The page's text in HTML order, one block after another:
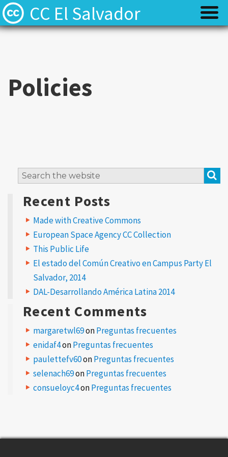
CC El Salvador
Preguntas frecuentes
Preguntas frecuentes
Policies
Search
Recent Posts
Made with Creative Commons
European Space Agency CC Collection
This Public Life
El estado del Común Creativo en Campus Party El
Salvador, 2014
DAL-Desarrollando América Latina 2014
Recent Comments
margaretwl69onPreguntas frecuentes
enidaf4onPreguntas frecuentes
paulettefv60onPreguntas frecuentes
selenach69onPreguntas frecuentes
consueloyc4onPreguntas frecuentes